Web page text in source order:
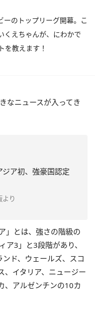
のトップリーグ開幕。こ
くえちゃんが、にわかで
を教えます！
なニュースが入ってき
ア初、強豪国認定
り
」とは、強さの階級の
ア3」と3段階があり、
ド、ウェールズ、スコ
、イタリア、ニュージー
、アルゼンチンの10カ